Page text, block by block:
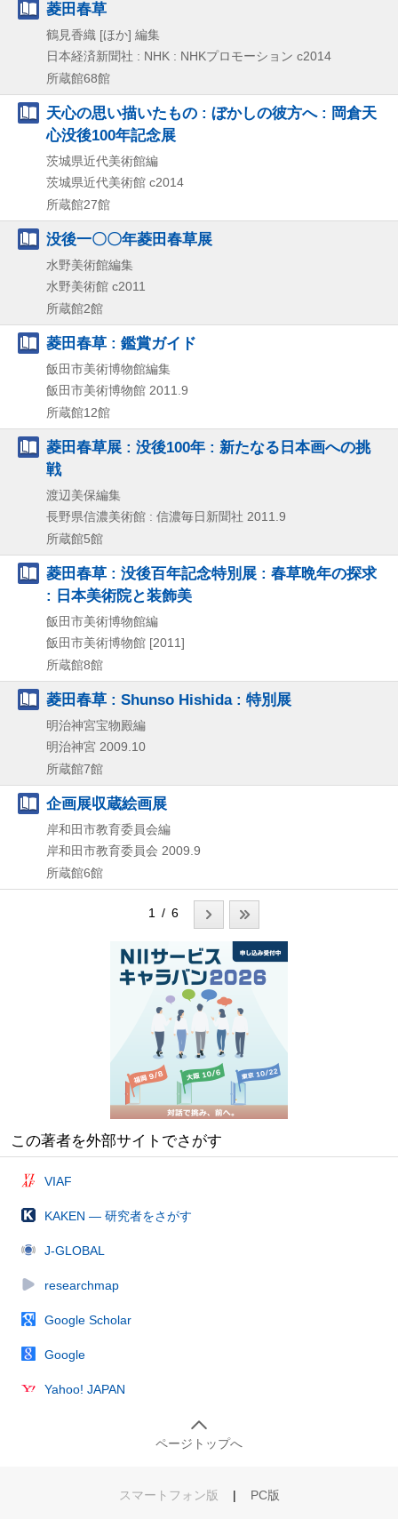
菱田春草
鶴見香織 [ほか] 編集
日本経済新聞社 : NHK : NHKプロモーション c2014
所蔵館68館
天心の思い描いたもの : ぼかしの彼方へ : 岡倉天
心没後100年記念展
茨城県近代美術館編
茨城県近代美術館 c2014
所蔵館27館
没後一〇〇年菱田春草展
水野美術館編集
水野美術館 c2011
所蔵館2館
菱田春草 : 鑑賞ガイド
飯田市美術博物館編集
飯田市美術博物館 2011.9
所蔵館12館
菱田春草展 : 没後100年 : 新たなる日本画への挑
戦
渡辺美保編集
長野県信濃美術館 : 信濃毎日新聞社 2011.9
所蔵館5館
菱田春草 : 没後百年記念特別展 : 春草晩年の探求
: 日本美術院と装飾美
飯田市美術博物館編
飯田市美術博物館 [2011]
所蔵館8館
菱田春草 : Shunso Hishida : 特別展
明治神宮宝物殿編
明治神宮 2009.10
所蔵館7館
企画展収蔵絵画展
岸和田市教育委員会編
岸和田市教育委員会 2009.9
所蔵館6館
1 / 6
この著者を外部サイトでさがす
VIAF
KAKEN — 研究者をさがす
J-GLOBAL
researchmap
Google Scholar
Google
Yahoo! JAPAN
ページトップへ
スマートフォン版 | PC版